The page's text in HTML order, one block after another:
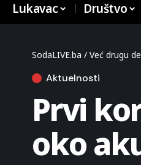
Lukavac Društvo
SodaLIVE.ba / Već drugu
Aktuelnosti
Prvi
oko